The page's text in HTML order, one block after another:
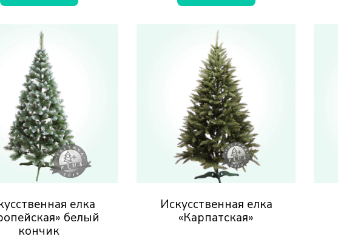
елка
белый
кончик
Искусственная елка
«Карпатская»